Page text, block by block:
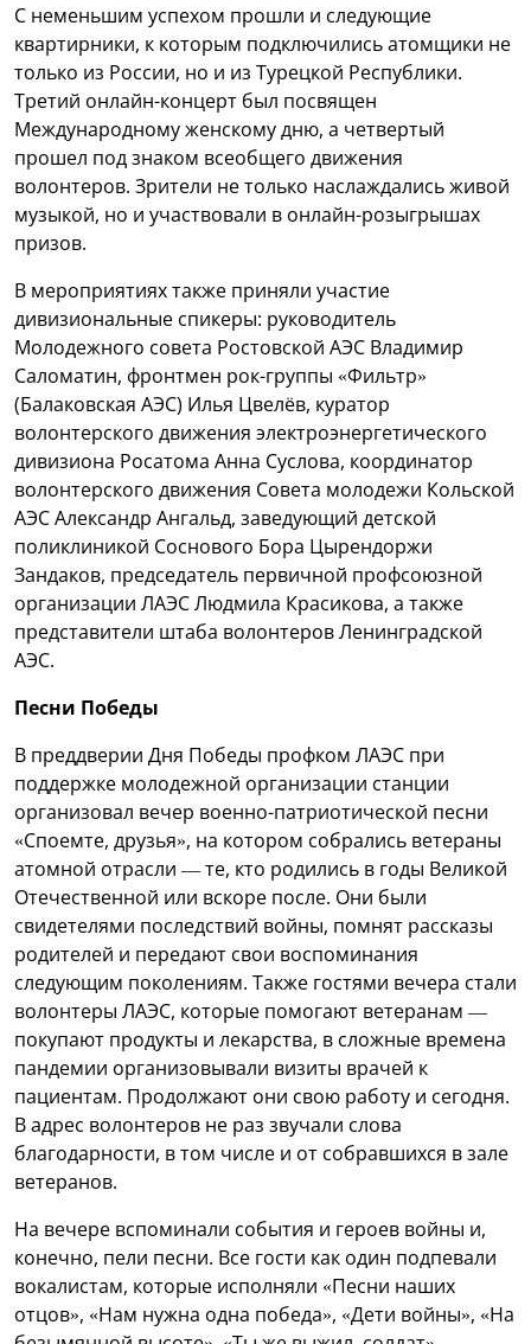
С неменьшим успехом прошли и следующие
квартирники, к которым подключились атомщики не
только из России, но и из Турецкой Республики.
Третий онлайн-концерт был посвящен
Международному женскому дню, а четвертый
прошел под знаком всеобщего движения
волонтеров. Зрители не только наслаждались живой
музыкой, но и участвовали в онлайн-розыгрышах
призов.
В мероприятиях также приняли участие
дивизиональные спикеры: руководитель
Молодежного совета Ростовской АЭС Владимир
Саломатин, фронтмен рок-группы «Фильтр»
(Балаковская АЭС) Илья Цвелёв, куратор
волонтерского движения электроэнергетического
дивизиона Росатома Анна Суслова, координатор
волонтерского движения Совета молодежи Кольской
АЭС Александр Ангальд, заведующий детской
поликлиникой Соснового Бора Цырендоржи
Зандаков, председатель первичной профсоюзной
организации ЛАЭС Людмила Красикова, а также
представители штаба волонтеров Ленинградской
АЭС.
Песни Победы
В преддверии Дня Победы профком ЛАЭС при
поддержке молодежной организации станции
организовал вечер военно-патриотической песни
«Споемте, друзья», на котором собрались ветераны
атомной отрасли — те, кто родились в годы Великой
Отечественной или вскоре после. Они были
свидетелями последствий войны, помнят рассказы
родителей и передают свои воспоминания
следующим поколениям. Также гостями вечера стали
волонтеры ЛАЭС, которые помогают ветеранам —
покупают продукты и лекарства, в сложные времена
пандемии организовывали визиты врачей к
пациентам. Продолжают они свою работу и сегодня.
В адрес волонтеров не раз звучали слова
благодарности, в том числе и от собравшихся в зале
ветеранов.
На вечере вспоминали события и героев войны и,
конечно, пели песни. Все гости как один подпевали
вокалистам, которые исполняли «Песни наших
отцов», «Нам нужна одна победа», «Дети войны», «На